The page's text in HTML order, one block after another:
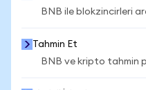
BNB ile blokzincirleri
Tahmin Et
BNB ve kripto tahmin